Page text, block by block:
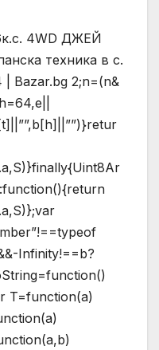
4WD ДЖЕЙ
техника в с.
| Bazar.bg 2;n=(n&
Infinity!==b?
T=function(a)